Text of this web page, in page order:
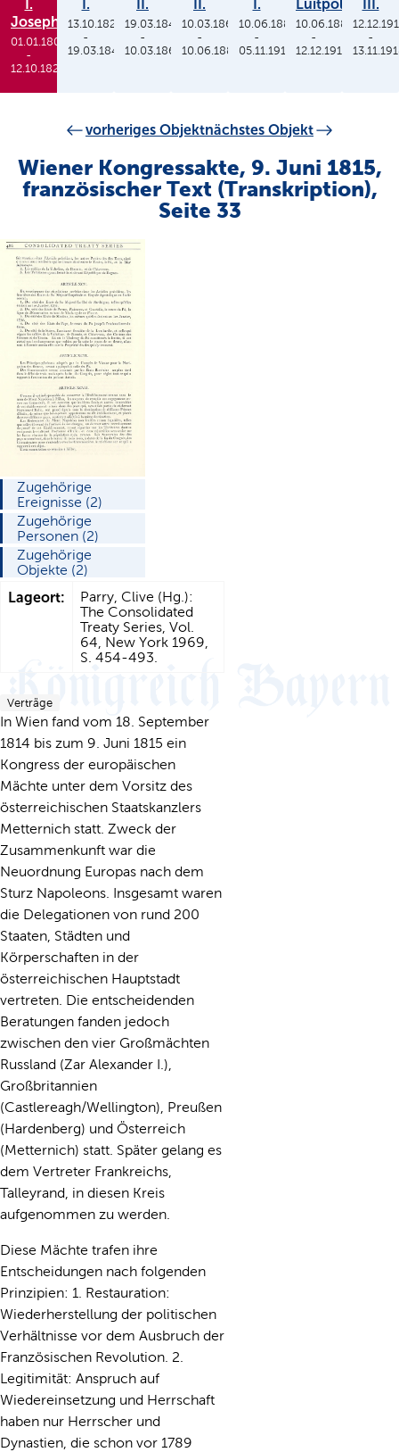
I.
Joseph
01.01.1806
-
12.10.1825
I.
13.10.1825
-
19.03.1848
II.
19.03.1848
-
10.03.1864
II.
10.03.1864
-
10.06.1886
I.
10.06.1886
-
05.11.1913
Luitpold
10.06.1886
-
12.12.1912
III.
-
vorheriges Objektnächstes Objekt
Wiener Kongressakte, 9. Juni 1815,
französischer Text (Transkription),
Seite 33
Zugehörige
Ereignisse (2)
Zugehörige
Personen (2)
Zugehörige
Objekte (2)
Lageort:
Parry, Clive (Hg.):
The Consolidated
Treaty Series, Vol.
64, New York 1969,
S. 454-493.
Verträge
In Wien fand vom 18. September
1814 bis zum 9. Juni 1815 ein
Kongress der europäischen
Mächte unter dem Vorsitz des
österreichischen Staatskanzlers
Metternich statt. Zweck der
Zusammenkunft war die
Neuordnung Europas nach dem
Sturz Napoleons. Insgesamt waren
die Delegationen von rund 200
Staaten, Städten und
Körperschaften in der
österreichischen Hauptstadt
vertreten. Die entscheidenden
Beratungen fanden jedoch
zwischen den vier Großmächten
Russland (Zar Alexander I.),
Großbritannien
(Castlereagh/Wellington), Preußen
(Hardenberg) und Österreich
(Metternich) statt. Später gelang es
dem Vertreter Frankreichs,
Talleyrand, in diesen Kreis
aufgenommen zu werden.
Diese Mächte trafen ihre
Entscheidungen nach folgenden
Prinzipien: 1. Restauration:
Wiederherstellung der politischen
Verhältnisse vor dem Ausbruch der
Französischen Revolution. 2.
Legitimität: Anspruch auf
Wiedereinsetzung und Herrschaft
haben nur Herrscher und
Dynastien, die schon vor 1789